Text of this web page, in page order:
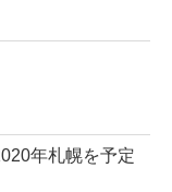
年札幌を予定